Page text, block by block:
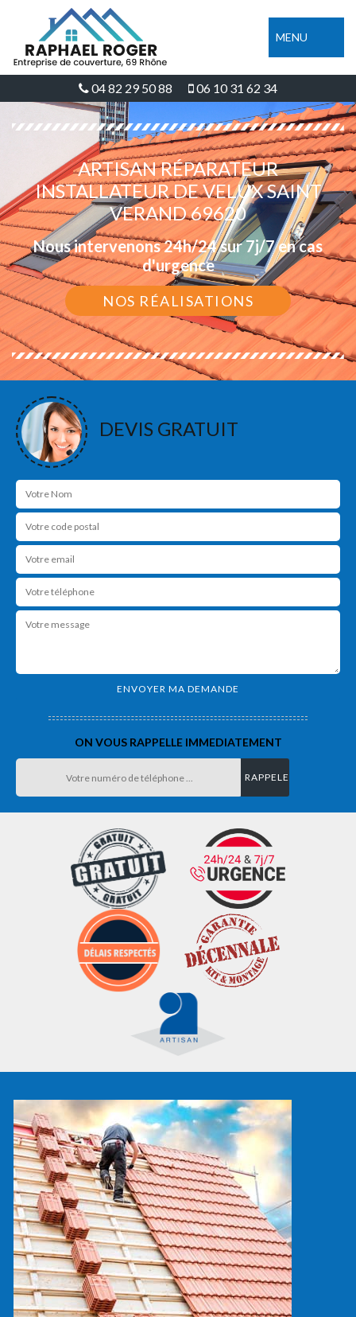
MENU
04 82 29 50 88 06 10 31 62 34
ARTISAN RÉPARATEUR
INSTALLATEUR DE VELUX SAINT
VERAND 69620
Nous intervenons 24h/24 sur 7j/7 en cas
d'urgence
NOS RÉALISATIONS
DEVIS GRATUIT
ON VOUS RAPPELLE IMMEDIATEMENT